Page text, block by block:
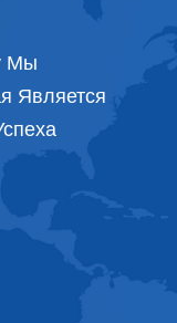
Мы
Является